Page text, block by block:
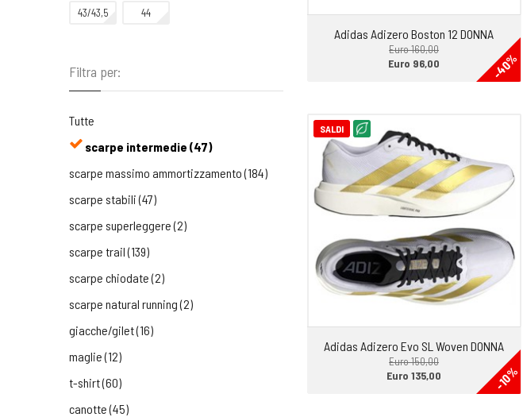
43/43,5 44
Filtra per:
Tutte
scarpe intermedie (47)
scarpe massimo ammortizzamento (184)
scarpe stabili (47)
scarpe superleggere (2)
scarpe trail (139)
scarpe chiodate (2)
scarpe natural running (2)
giacche/gilet (16)
maglie (12)
t-shirt (60)
canotte (45)
Adidas Adizero Boston 12 DONNA
Euro 160,00
-40%
Euro 96,00
SALDI
Adidas Adizero Evo SL Woven DONNA
Euro 150,00
-10%
Euro 135,00